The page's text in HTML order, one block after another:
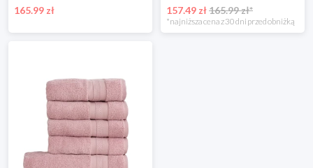
165.99 zł
157.49 zł165.99 zł*
*najniższa cena z 30 dni przed obniżką